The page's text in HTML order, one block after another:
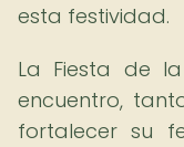
esta festividad.
La Fiesta de
encuentro,
fortalecer su